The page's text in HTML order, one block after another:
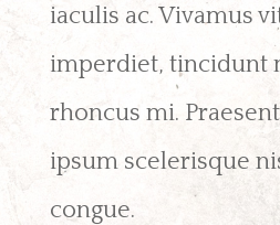
iaculis ac. Vivamus
imperdiet, tincidunt
rhoncus mi.
ipsum scelerisque
congue.